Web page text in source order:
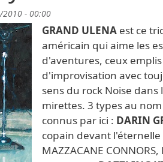
- 00:00
GRAND ULENA est ce
américain qui aime les
d'aventures, ceux emplis
d'improvisation avec
sens du rock Noise dans
mirettes. 3 types au
connus par ici : DARIN
copain devant l'éternelle
MAZZACANE CONNORS,